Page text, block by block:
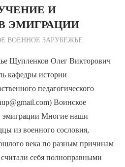
И
ЭМИГРАЦИИ
по Редакции
ВОЕННОЕ ЗАРУБЕЖЬЕ
Щупленков Олег Викторович
кафедры истории
педагогического
Воинское
эмиграции Многие наши
из военного сословия,
века по разным причинам
себя полноправными